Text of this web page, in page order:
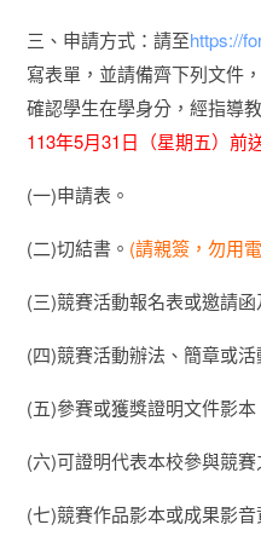
三、申請方式：請至https://
寫表單，並請備齊下列文件
確認學生在學身分，經指導
113年5月31日（星期五）前
(一)申請表。
(二)切結書。 (請親簽，勿用
(三)競賽活動報名表或邀請
(四)競賽活動辦法、簡章或活
(五)參賽或獲獎證明文件影本
(六)可證明代表本校參與競賽
(七)競賽作品影本或成果影音